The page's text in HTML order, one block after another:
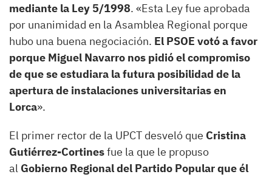
mediante la Ley 5/1998. «Esta Ley fue aprobada
por unanimidad en la Asamblea Regional porque
hubo una buena negociación. El PSOE votó a favor
porque Miguel Navarro nos pidió el compromiso
de que se estudiara la futura posibilidad de la
apertura de instalaciones universitarias en
Lorca».
El primer rector de la UPCT desveló que Cristina
Gutiérrez-Cortinesfue la que le propuso
al Gobierno Regional del Partido Popularque él